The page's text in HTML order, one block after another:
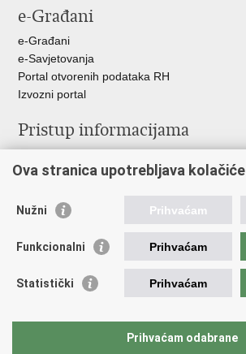
e-Građani
e-Građani
e-Savjetovanja
Portal otvorenih podataka RH
Izvozni portal
Pristup informacijama
Izjava o pristupačnosti
Ravnopravnost spolova u MORH-u i OSRH
Važne poveznice
Vlada RH
Hrvatski Sabor
Ova stranica upotrebljava kolačiće
Nužni Prihvaćam
Funkcionalni Prihvaćam
Statistički Prihvaćam
Prihvaćam odabrane